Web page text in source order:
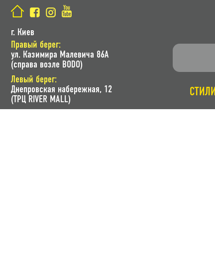
г. Киев
Правый берег:
ул. Казимира Малевича 86A
(справа возле BODO)
Левый берег:
Днепровская набережная, 12
(ТРЦ RIVER MALL)
СТИЛИ